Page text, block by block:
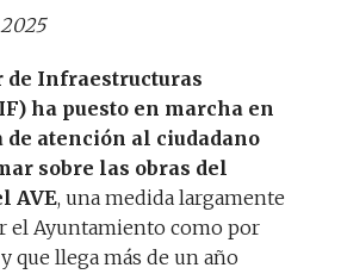
Infraestructuras
ha puesto en marcha en
de atención al ciudadano
sobre las obras del
AVE, una medida largamente
el Ayuntamiento como por
que llega más de un año